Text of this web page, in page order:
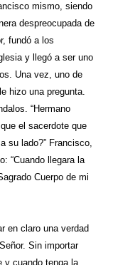
mismo, siendo
despreocupada de
fundó a los
y llegó a ser uno
Una vez, uno de
hizo una pregunta.
. “Hermano
el sacerdote que
su lado?” Francisco,
“Cuando llegara la
Cuerpo de mi
en claro una verdad
Sin importar
y cuando tenga la